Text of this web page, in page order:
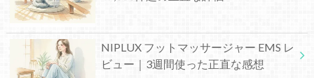
NIPLUX フットマッサージャー EMS レ
ビュー｜3週間使った正直な感想